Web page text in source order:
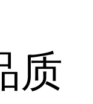
质